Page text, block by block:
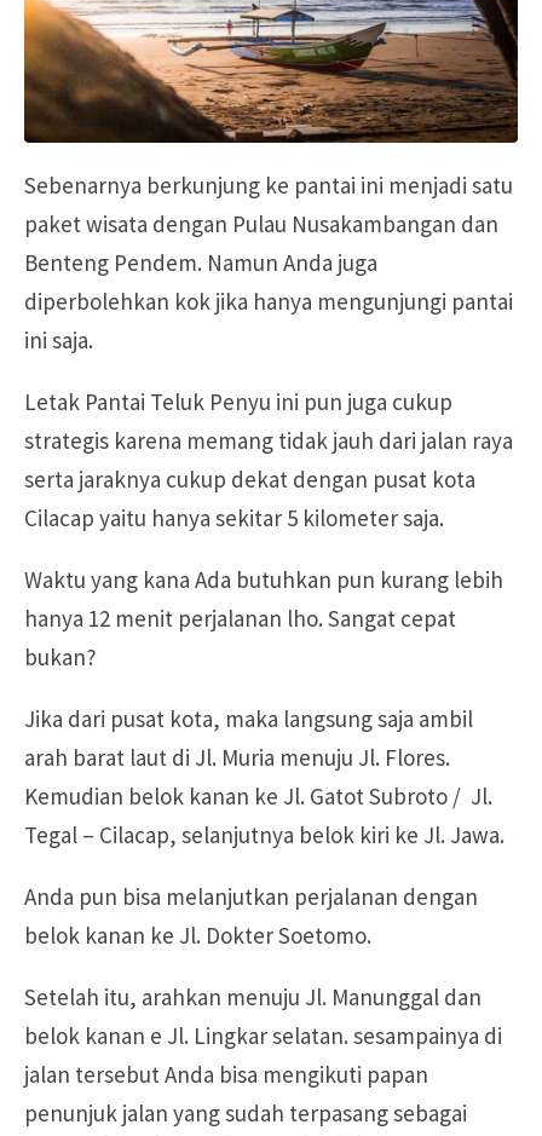
Sebenarnya berkunjung ke pantai ini menjadi satu
paket wisata dengan Pulau Nusakambangan dan
Benteng Pendem. Namun Anda juga
diperbolehkan kok jika hanya mengunjungi pantai
ini saja.
Letak Pantai Teluk Penyu ini pun juga cukup
strategis karena memang tidak jauh dari jalan raya
serta jaraknya cukup dekat dengan pusat kota
Cilacap yaitu hanya sekitar 5 kilometer saja.
Waktu yang kana Ada butuhkan pun kurang lebih
hanya 12 menit perjalanan lho. Sangat cepat
bukan?
Jika dari pusat kota, maka langsung saja ambil
arah barat laut di Jl. Muria menuju Jl. Flores.
Kemudian belok kanan ke Jl. Gatot Subroto / Jl.
Tegal – Cilacap, selanjutnya belok kiri ke Jl. Jawa.
Anda pun bisa melanjutkan perjalanan dengan
belok kanan ke Jl. Dokter Soetomo.
Setelah itu, arahkan menuju Jl. Manunggal dan
belok kanan e Jl. Lingkar selatan. sesampainya di
jalan tersebut Anda bisa mengikuti papan
penunjuk jalan yang sudah terpasang sebagai